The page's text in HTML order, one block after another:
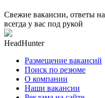
Свежие вакансии, ответы
всегда у вас под рукой
HeadHunter
Размещение вакансий
Поиск по резюме
О компании
Наши вакансии